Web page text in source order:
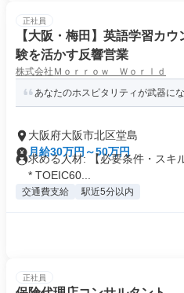
正社員
【大阪・梅田】英語学習カ
験を活かす反響営業
株式会社Ｍｏｒｒｏｗ Ｗｏｒｌｄ
あなたのホスピタリティが武器に
大阪府大阪市北区堂島
月給30万円～50万円
求める人材: 【必要条件・スキ
* TOEIC60...
交通費支給 駅近5分以内
正社員